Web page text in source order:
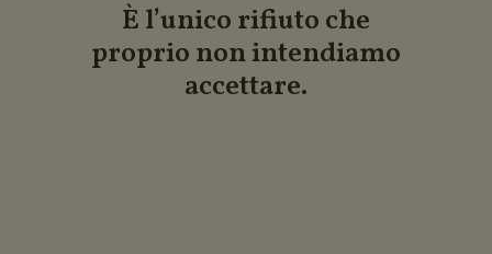
È l’unico rifiuto che
proprio non intendiamo
accettare.